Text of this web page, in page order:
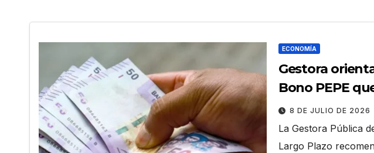
ECONOMÍA
Gestora
Bono PEPE
cobrar el
8 DE JULIO DE 2026
La Gestora Pública
Largo Plazo